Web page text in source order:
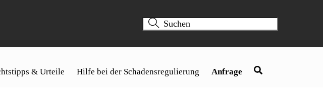
& Urteile Hilfe bei der Schadensregulierung Anfrage